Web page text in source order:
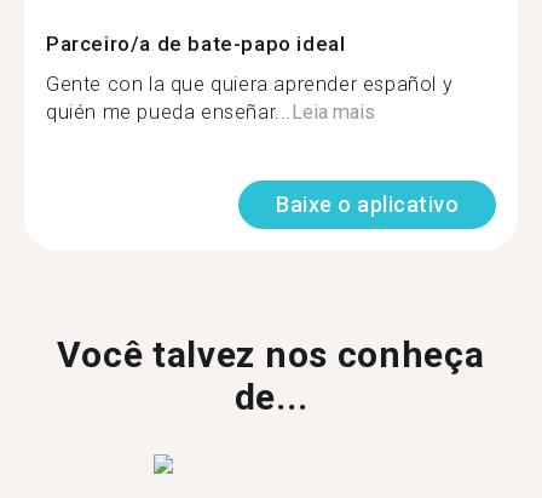
Parceiro/a de bate-papo ideal
Gente con la que quiera aprender español y
quién me pueda enseñar...Leia mais
Baixe o aplicativo
Você talvez nos conheça
de...